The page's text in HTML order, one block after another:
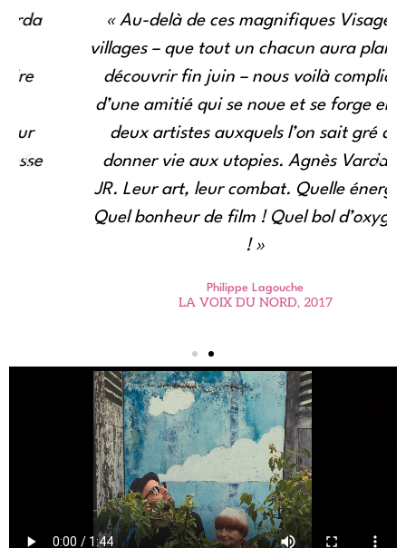
« Au-delà de ces magnifiques Visages,
villages – que tout un chacun aura plaisir à
découvrir fin juin – nous voilà complices
d’une amitié qui se noue et se forge entre
deux artistes auxquels l’on sait gré de
donner vie aux utopies. Agnès Varda et
JR. Leur art, leur combat. Quelle énergie !
Quel bonheur de film ! Quel bol d’oxygène
Philippe Lagouche
LA VOIX DU NORD, 2017